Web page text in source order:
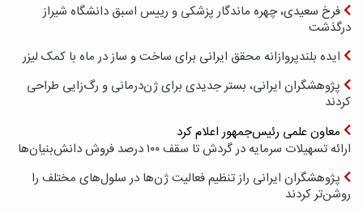
فرخ سعیدی، چهره ماندگار پزشکی و رییس اسبق دانشگاه شیراز
درگذشت
ایده بلندپروازانه محقق ایرانی برای ساخت و ساز در ماه با کمک لیزر
پژوهشگران ایرانی، بستر جدیدی برای ژن‌درمانی و رگ‌زایی طراحی
کردند
معاون علمی رئیس‌جمهور اعلام کرد
ارائه تسهیلات سرمایه در گردش تا سقف ۱۰۰ درصد فروش دانش‌بنیان‌ها
پژوهشگران ایرانی راز تنظیم فعالیت ژن‌ها در سلول‌های مختلف را
روشن‌تر کردند